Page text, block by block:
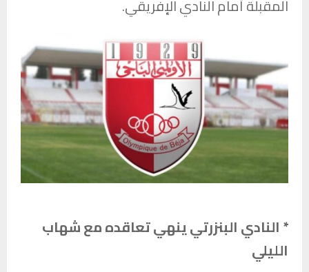
المقبلة أمامالنادي الإفريقي.
* النادي البنزرتي ينهي تعاقده مع شهاب
الليلي